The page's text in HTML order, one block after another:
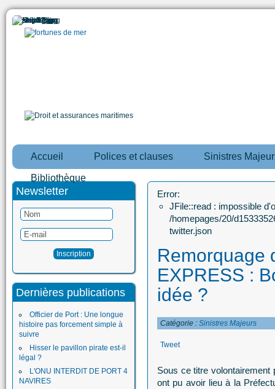
Accueil Polices et clauses Sinistres
Bibliothèque
Newsletter
Dernières publications
Officier de Port : Une longue
histoire pas forcement simple à
suivre
Hisser le pavillon pirate est-il
légal ?
L'ONU INTERDIT DE PORT 4
NAVIRES
Error:
JFile::read : impossible
/homepages/20/
twitter.json
Remorquage
EXPRESS :
idée ?
Catégorie : Sinistres Majeurs
Tweet
Sous ce titre
ont pu avoir lieu à la